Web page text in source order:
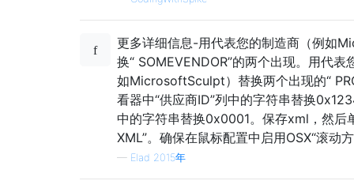
更多详细信息-用代表您的制造商（例如
换“ SOMEVENDOR”的两个出现。用代
如MicrosoftSculpt）替换两个出现的“
看器中“供应商ID”列中的字符串替换
中的字符串替换0x0001。保存xml，然后
XML”。确保在鼠标配置中启用OSX“滚动
— Elad 2015年